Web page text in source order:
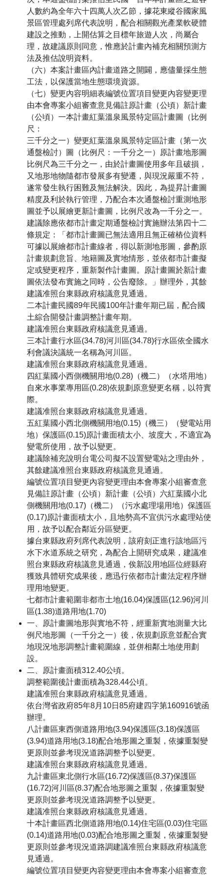
人數約為全年六十四萬人次乙節，據花東縱谷國家風
景區管理處列席代表說明，配合相關觀光產業軟硬體
建設之推動，上開估算之目標年旅遊人次，尚屬合
理，故建議原則同意，惟應於計畫內補充相關預測方
法及推估說明資料。
（六）本案計畫區內計畫道路之開闢，應儘量採生態
工法，以保護當地生態環境資源。
（七）變更內容明細表編號位置項目變更內容變更理
由本會專案小組審查意見備註原計畫（公頃）新計畫
（公頃）一本計畫紅葉溫泉風景特定區計畫圖（比例
尺：
三千分之一）變更紅葉溫泉風景特定區計畫（第一次
通盤檢討）圖（比例尺：一千分之一）原計畫地形圖
比例尺為三千分之一，由於計畫圖使用多年且破損，
又地形地物隨都市發展多有變遷，與現況嚴重不符，
遂常發生執行困難及無法解決。因此，為提昇計畫圖
精度及利於執行管理，乃配合本次通盤檢討重測地形
圖並予以展繪更新計畫圖，比例尺改為一千分之一。
建議除應依都市計畫定期通盤檢討實施辦法第四十二
條規定：「都市計畫圖已無法適用且無正確樁位資料
可據以展繪都市計畫線者，得以新測地形圖，參酌原
計畫規劃意旨、地籍圖及實地情形，並依都市計畫擬
定或變更程序，重新製作計畫圖。原計畫圖於新計畫
圖依法發布實施之同時，公告廢除。」辦理外，其餘
建議准照台東縣政府核議意見通過。
二本計畫民國89年民國100年計畫年期已屆，配合國
土綜合開發計畫調整計畫年期。
建議准照台東縣政府核議意見通過。
三本計畫行水區(34.78)河川區(34.78)行水區依全國水
利會議決議統一名稱為河川區。
建議准照台東縣政府核議意見通過。
四紅葉國小西側機關用地(0.28)（機二）（水塔用地）
自來水事業專用區(0.28)依規劃原意變更名稱，以符實
際。
建議准照台東縣政府核議意見通過。
五紅葉國小西北側機關用地(0.15)（機三）（變電站用
地）保護區(0.15)原計畫面積太小、坡度大，不適宜為
變電所使用，故予以變更。
建議除補充說明台電公司擬不設置變電站之理由外，
其餘建議准照台東縣政府核議意見通過。
編號位置項目變更內容變更理由本會專案小組審查意
見備註原計畫（公頃）新計畫（公頃）六紅葉國小北
側機關用地(0.17)（機二）（污水處理場用地）保護區
(0.17)原計畫面積太小，且地勢高不宜供污水處理站使
用，故予以配合鄰近分區變更。
據台東縣政府列席代表說明，該府刻正進行該地區污
水下水道系統之研究，為配合上開研究成果，建議准
照台東縣政府核議意見通過，俟新設用地區位經縣府
獲致具體研究成果後，應迅行依都市計畫法定程序辦
理用地變更。
七都市計畫範圍非都市土地(16.04)保護區(12.96)河川
區(1.38)道路用地(1.70)
一、原計畫圖地形與實地不符，經重新實地測量大比
例尺地形圖（一千分之一）後，依規劃原意並配合實
地現況地形調整計畫範圍線，並併相鄰土地使用劃
設。
二、原計畫面積312.40公頃。
調整範圍後計畫面積為328.44公頃。
建議准照台東縣政府核議意見通過。
依台灣省政府85年8月10日85府建四字第160916號函
辦理。
八計畫區東西側道路用地(3.94)保護區(3.18)保護區
(3.94)道路用地(3.18)配合地形圖之重製，依據重製變
更原則並參考現況道路調整予以變更。
建議准照台東縣政府核議意見通過。
九計畫區東北側行水區(16.72)保護區(8.37)保護區
(16.72)河川區(8.37)配合地形圖之重製，依據重製變
更原則並參考現況道路調整予以變更。
建議准照台東縣政府核議意見通過。
十本計畫區西北側道路用地(0.14)住宅區(0.03)住宅區
(0.14)道路用地(0.03)配合地形圖之重製，依據重製變
更原則並參考現況道路調建議准照台東縣政府核議意
見通過。
編號位置項目變更內容變更理由本會專案小組審查意